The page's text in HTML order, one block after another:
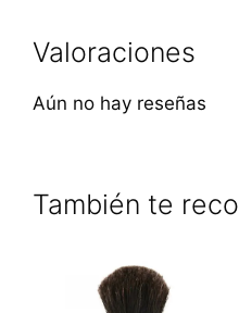
Valoraciones
Aún no hay reseñas
También te